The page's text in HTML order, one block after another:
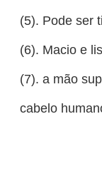
(5). Pode ser
(6). Macio e
(7). a mão
cabelo